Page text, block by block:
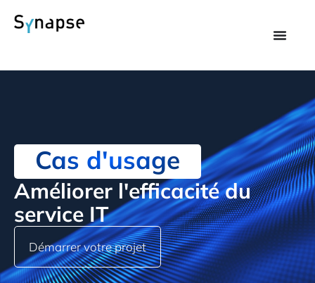
Cas d'usage
Améliorer l'efficacité du
service IT
Démarrer votre projet